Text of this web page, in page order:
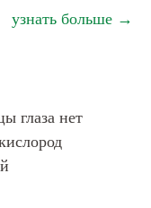
узнать больше →
глаза нет